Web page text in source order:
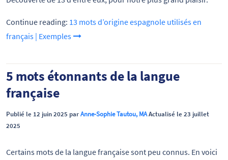
Continue reading: 13 mots d’origine espagnole utilisés en
français | Exemples
5 mots étonnants de la langue
française
Publié le 12 juin 2025 parAnne-Sophie Tautou, MAActualisé le 23 juillet
2025
Certains mots de la langue française sont peu connus. En voici